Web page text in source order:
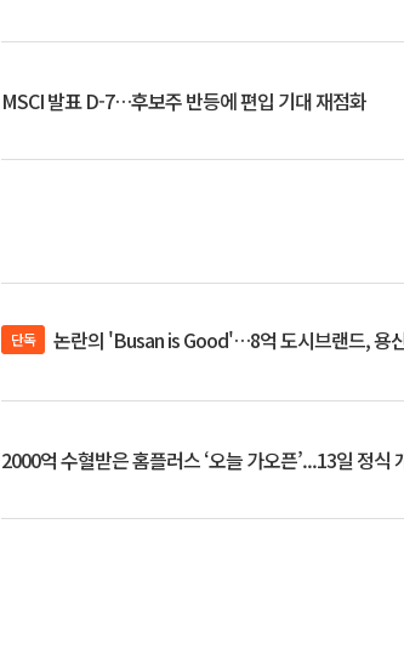
MSCI 발표 D-7…후보주 반등에 편입 기대 재점화
단독 논란의 'Busan is Good'…8억 도시브랜드, 용
2000억 수혈받은 홈플러스 ‘오늘 가오픈’...13일 정식